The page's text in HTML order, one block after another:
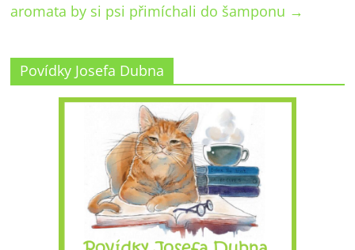
aromata by si psi přimíchali do šamponu →
Povídky Josefa Dubna